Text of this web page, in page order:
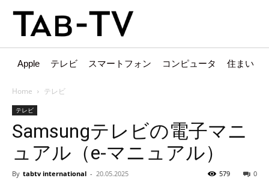
Apple テレビ スマートフォン コンピュータ 住まい
Home テレビ
テレビ
Samsungテレビの電子マニ
ュアル（e-マニュアル）
By tabtv international - 20.05.2025 0
579